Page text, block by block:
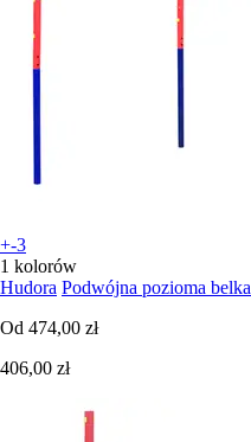
+-3
1 kolorów
Hudora Podwójna pozioma
Od 474,00 zł
406,00 zł